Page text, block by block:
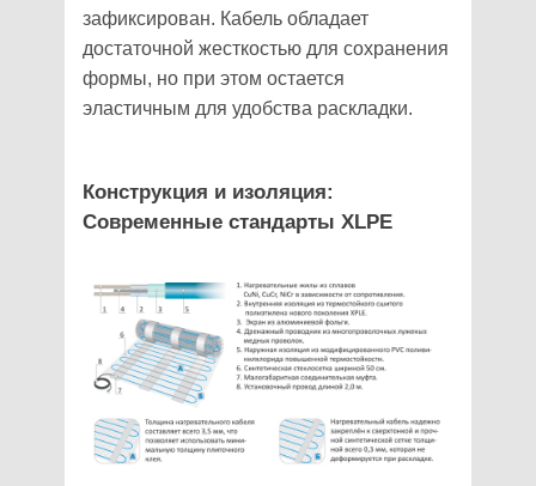
зафиксирован. Кабель обладает
достаточной жесткостью для сохранения
формы, но при этом остается
эластичным для удобства раскладки.
Конструкция и изоляция:
Современные стандарты XLPE